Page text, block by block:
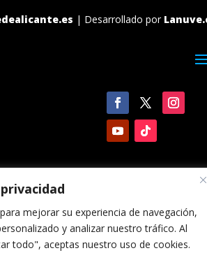
mejorar su experiencia de navegación,
y analizar nuestro tráfico. Al
todo", aceptas nuestro uso de cookies.
| Desarrollado por